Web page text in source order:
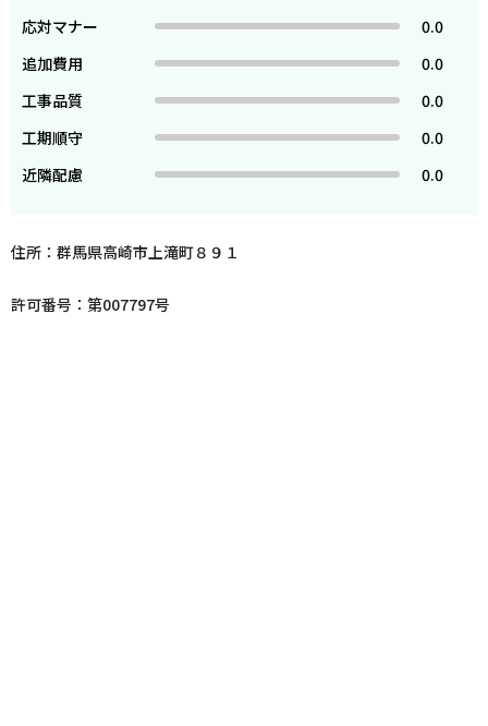
応対マナー
0.0
追加費用
0.0
工事品質
0.0
工期順守
0.0
近隣配慮
0.0
住所：群馬県高崎市上滝町８９１
許可番号：第007797号